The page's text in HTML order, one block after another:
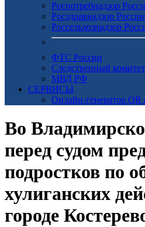
Роспотребнадзор
Росздравнадзор России
Россельхознадзор
ФТС России
Следственный
МВД РФ
СЕРВИСЫ
Онлайн-генератор QR
Во
перед судом
подростков по
хулиганских
городе